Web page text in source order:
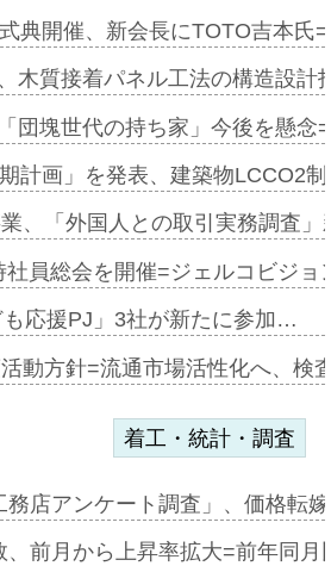
典開催、新会長にTOTO吉本氏
木質接着パネル工法の構造設
団塊世代の持ち家」今後を懸
計画」を発表、建築物LCCO2
、「外国人との取引実務調査
社員総会を開催=ジェルコビジ
応援PJ」3社が新たに参加…
動方針=流通市場活性化へ、検
着工・統計・調査
務店アンケート調査」、価格転
、前月から上昇率拡大=前年同